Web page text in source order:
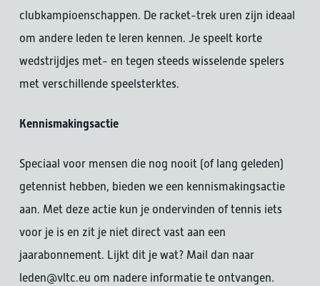
clubkampioenschappen. De racket-trek uren zijn ideaal
om andere leden te leren kennen. Je speelt korte
wedstrijdjes met- en tegen steeds wisselende spelers
met verschillende speelsterktes.
Kennismakingsactie
Speciaal voor mensen die nog nooit (of lang geleden)
getennist hebben, bieden we een kennismakingsactie
aan. Met deze actie kun je ondervinden of tennis iets
voor je is en zit je niet direct vast aan een
jaarabonnement. Lijkt dit je wat? Mail dan naar
leden@vltc.eu om nadere informatie te ontvangen.